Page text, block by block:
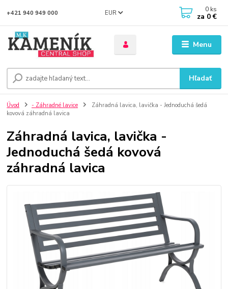
Menu
EUR
Hľadať
+421 940 949 000 0 ks
za 0 €
Úvod - Záhradné lavice
Záhradná lavica, lavička - Jednoduchá šedá
kovová záhradná lavica
Záhradná lavica, lavička -
Jednoduchá šedá kovová
záhradná lavica